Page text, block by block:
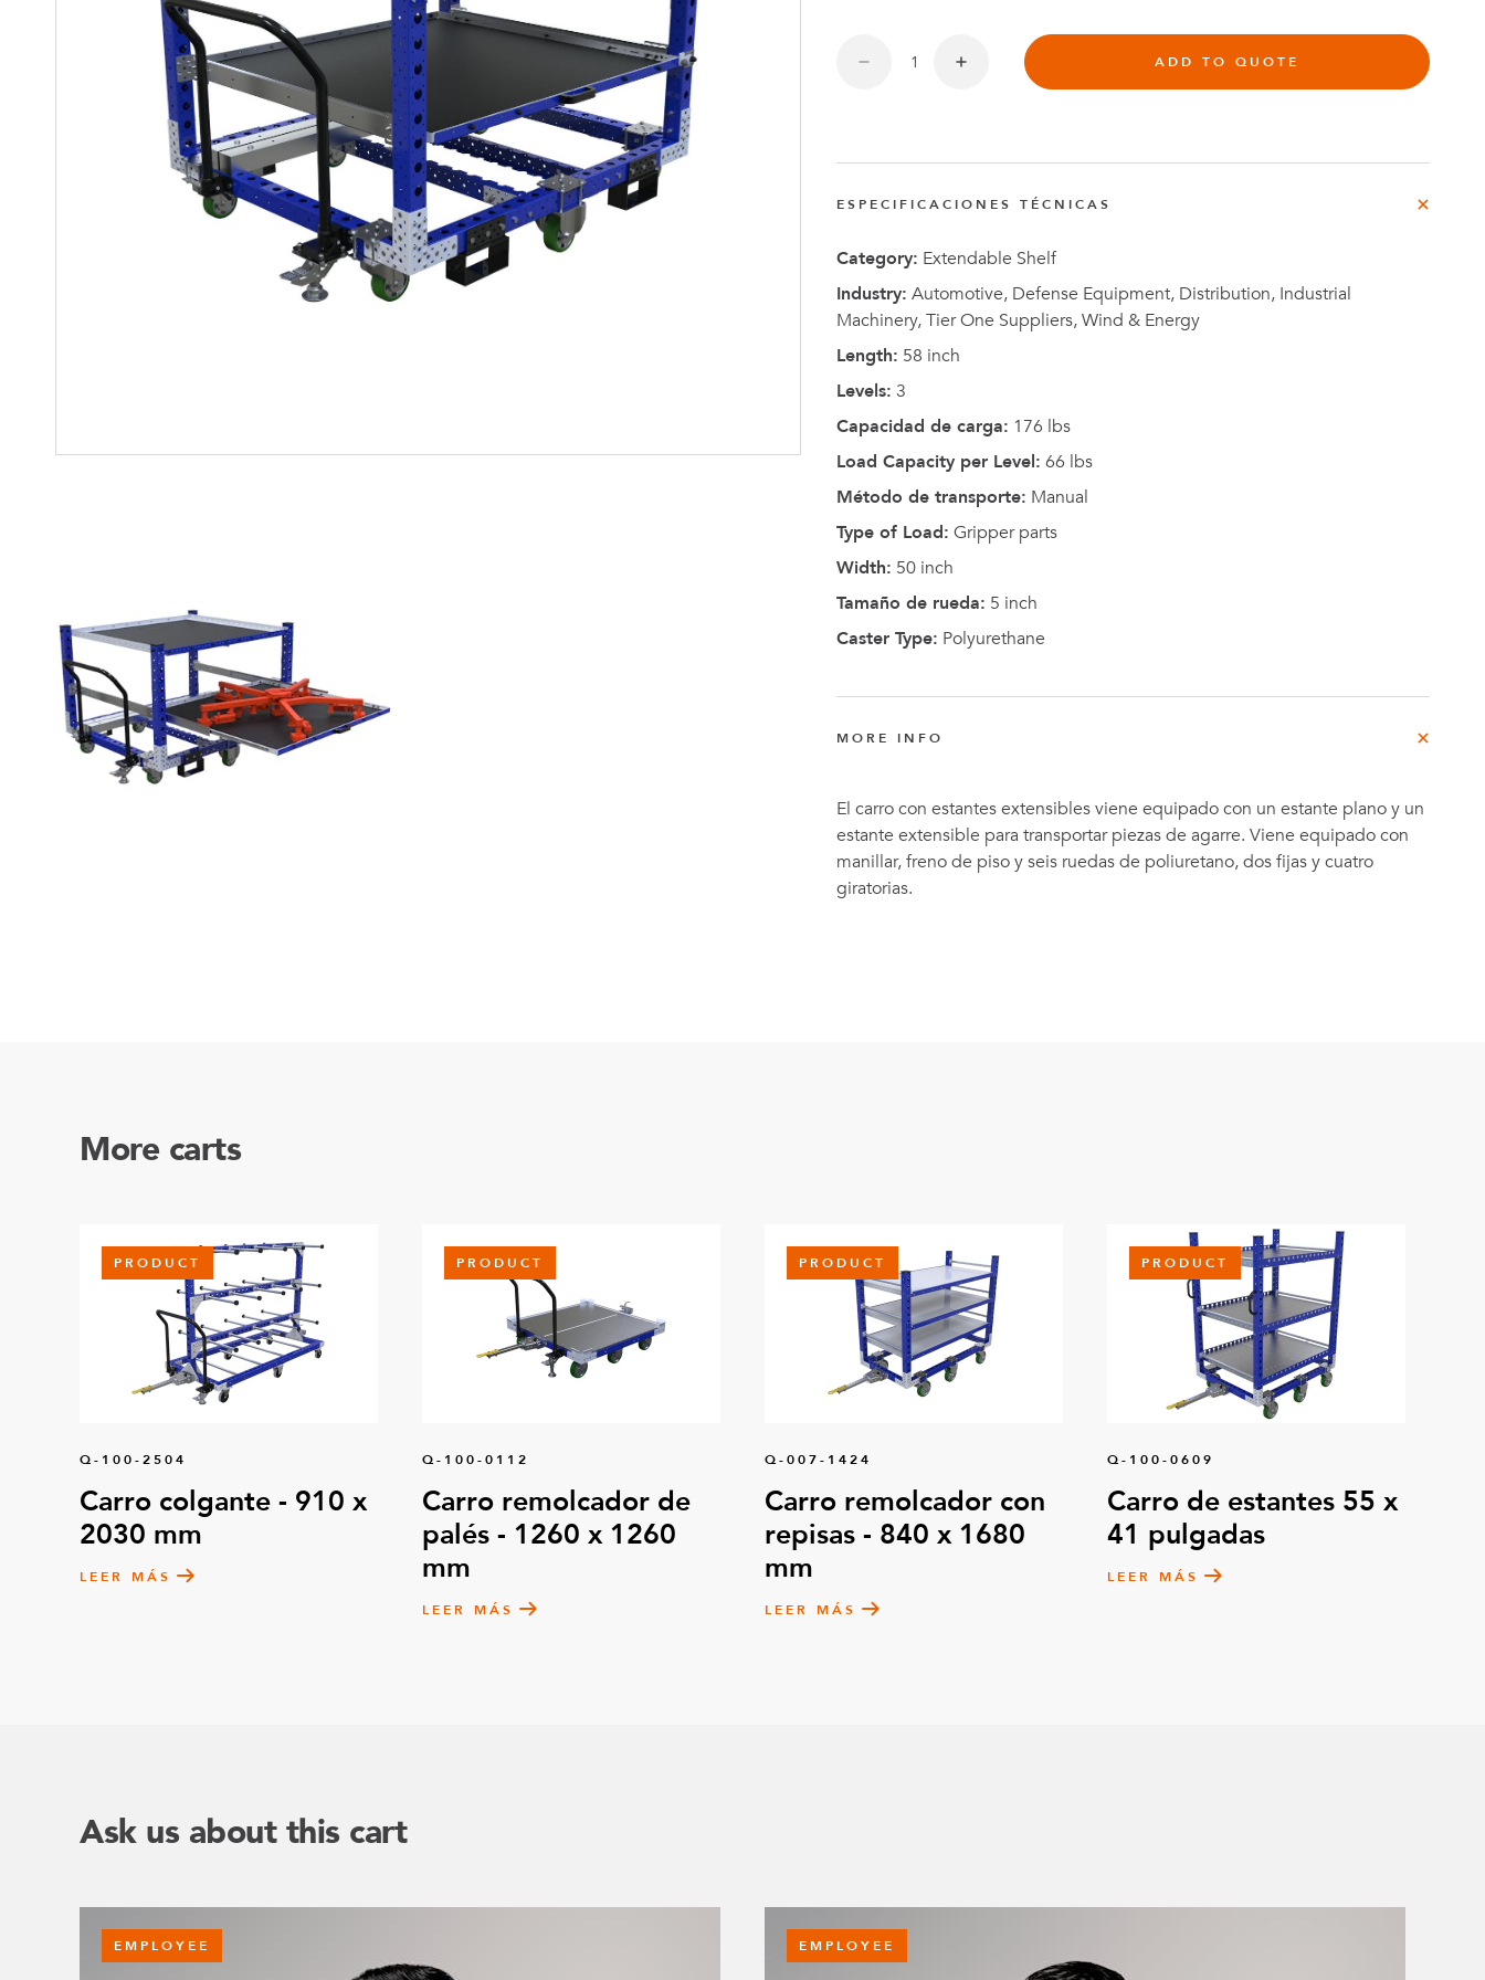
Soluciones para colgar
Soluciones Madre-Hija
Carros de kit y soluciones
especializadas
Parts
Fogelberg
Ejecutivo
de
ADD TO QUOTE
ESPECIFICACIONES TÉCNICAS
Category: Extendable Shelf
Industry: Automotive, Defense Equipment, Distribution, Industrial
Machinery, Tier One Suppliers, Wind & Energy
Length: 58 inch
Levels: 3
Capacidad de carga: 176 lbs
Load Capacity per Level: 66 lbs
Método de transporte: Manual
Type of Load: Gripper parts
Width: 50 inch
Tamaño de rueda: 5 inch
Caster Type: Polyurethane
MORE INFO
El carro con estantes extensibles viene equipado con un estante plano y un
estante extensible para transportar piezas de agarre. Viene equipado con
manillar, freno de piso y seis ruedas de poliuretano, dos fijas y cuatro
giratorias.
More carts
PRODUCT
Q-100-2504
Carro colgante - 910 x
2030 mm
LEER MÁS
PRODUCT
Q-100-0112
Carro remolcador de
palés - 1260 x 1260
mm
LEER MÁS
PRODUCT
Q-007-1424
Carro remolcador con
repisas - 840 x 1680
mm
LEER MÁS
PRODUCT
Q-100-0609
Carro de estantes 55 x
41 pulgadas
LEER MÁS
Ask us about this cart
EMPLOYEE EMPLOYEE